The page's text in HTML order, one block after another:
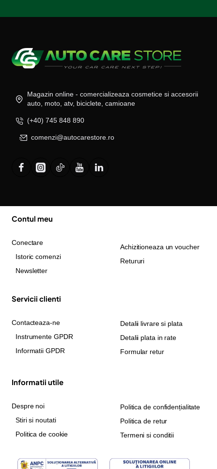
Magazin online - comercializeaza cosmetice si accesorii
auto, moto, atv, biciclete, camioane
(+40) 745 848 890
comenzi@autocarestore.ro
Contul meu
Conectare
Istoric comenzi
Newsletter
Achizitioneaza un voucher
Retururi
Servicii clienti
Contacteaza-ne
Instrumente GPDR
Informatii GPDR
Detalii livrare si plata
Detalii plata in rate
Formular retur
Informatii utile
Despre noi
Stiri si noutati
Politica de cookie
Politica de confidențialitate
Politica de retur
Termeni si conditii